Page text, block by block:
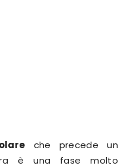
che precede un
è una fase molto